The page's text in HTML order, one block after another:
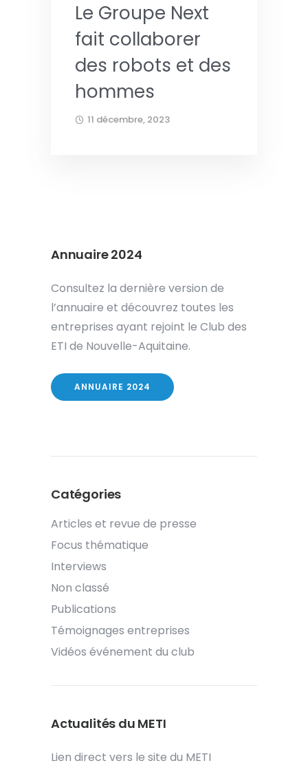
Le Groupe Next
fait collaborer
des robots et des
hommes
11 décembre, 2023
Annuaire 2024
Consultez la dernière version de
l’annuaire et découvrez toutes les
entreprises ayant rejoint le Club des
ETI de Nouvelle-Aquitaine.
ANNUAIRE 2024
Catégories
Articles et revue de presse
Focus thématique
Interviews
Non classé
Publications
Témoignages entreprises
Vidéos événement du club
Actualités du METI
Lien direct vers le site du METI